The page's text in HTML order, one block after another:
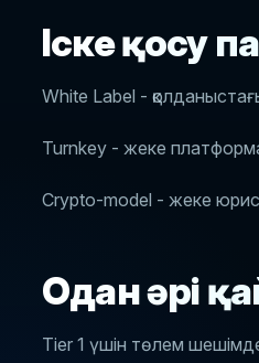
Іске қосу
White Label -
Turnkey - жеке
Crypto-model - жеке
Одан әрі
Tier 1 үшін төлем